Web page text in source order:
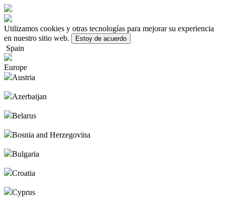
Utilizamos cookies y otras tecnologías para mejorar su experiencia
en nuestro sitio web.
Estoy de acuerdo
Spain
Europe
Austria
Azerbaijan
Belarus
Bosnia and Herzegovina
Bulgaria
Croatia
Cyprus